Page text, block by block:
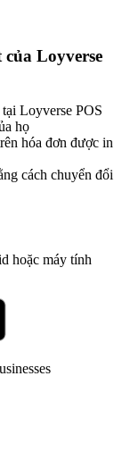
Loyverse
Loyverse POS
họ
hóa đơn được in
cách chuyển đổi
hoặc máy tính